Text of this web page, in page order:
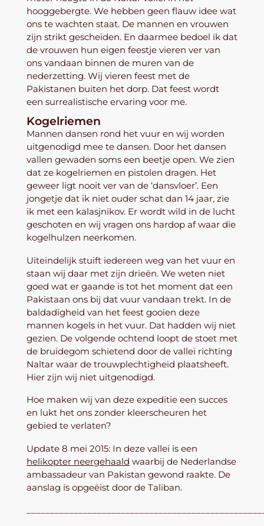
hooggebergte. We hebben geen flauw idee wat
ons te wachten staat. De mannen en vrouwen
zijn strikt gescheiden. En daarmee bedoel ik dat
de vrouwen hun eigen feestje vieren ver van
ons vandaan binnen de muren van de
nederzetting. Wij vieren feest met de
Pakistanen buiten het dorp. Dat feest wordt
een surrealistische ervaring voor me.
Kogelriemen
Mannen dansen rond het vuur en wij worden
uitgenodigd mee te dansen. Door het dansen
vallen gewaden soms een beetje open. We zien
dat ze kogelriemen en pistolen dragen. Het
geweer ligt nooit ver van de ‘dansvloer’. Een
jongetje dat ik niet ouder schat dan 14 jaar, zie
ik met een kalasjnikov. Er wordt wild in de lucht
geschoten en wij vragen ons hardop af waar die
kogelhulzen neerkomen.
Uiteindelijk stuift iedereen weg van het vuur en
staan wij daar met zijn drieën. We weten niet
goed wat er gaande is tot het moment dat een
Pakistaan ons bij dat vuur vandaan trekt. In de
baldadigheid van het feest gooien deze
mannen kogels in het vuur. Dat hadden wij niet
gezien. De volgende ochtend loopt de stoet met
de bruidegom schietend door de vallei richting
Naltar waar de trouwplechtigheid plaatsheeft.
Hier zijn wij niet uitgenodigd.
Hoe maken wij van deze expeditie een succes
en lukt het ons zonder kleerscheuren het
gebied te verlaten?
Update 8 mei 2015: In deze vallei is een
helikopter neergehaald waarbij de Nederlandse
ambassadeur van Pakistan gewond raakte. De
aanslag is opgeëist door de Taliban.